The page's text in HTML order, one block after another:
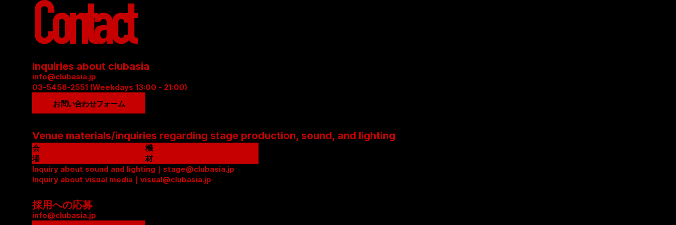
Contact
Inquiries about clubasia
info@clubasia.jp
03-5458-2551 (Weekdays 13:00 - 21:00)
お問い合わせフォーム
Venue materials/inquiries regarding stage production, sound, and lighting
会
場
資
料
P
D
F
機
材
リ
ス
Inquiry about sound and lighting｜stage@clubasia.jp
Inquiry about visual media｜visual@clubasia.jp
採用への応募
info@clubasia.jp